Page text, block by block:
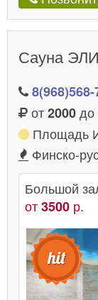
Сауна
от2000до
Площадь
Финско-
Большой
от3500 р.